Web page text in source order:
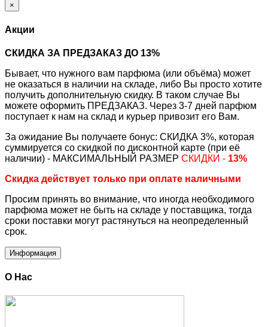
×
Акции
СКИДКА ЗА ПРЕДЗАКАЗ ДО 13%
Бывает, что нужного вам парфюма (или объёма) может
не оказаться в наличии на складе, либо Вы просто хотите
получить дополнительную скидку. В таком случае Вы
можете оформить ПРЕДЗАКАЗ. Через 3-7 дней парфюм
поступает к нам на склад и курьер привозит его Вам.
За ожидание Вы получаете бонус: СКИДКА 3%, которая
суммируется со скидкой по дисконтной карте (при её
наличии) - МАКСИМАЛЬНЫЙ РАЗМЕР СКИДКИ - 13%
Скидка действует только при оплате наличными
Просим принять во внимание, что иногда необходимого
парфюма может не быть на складе у поставщика, тогда
сроки поставки могут растянуться на неопределенный
срок.
Информация
О Нас